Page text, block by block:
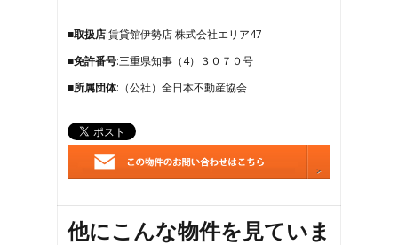
■取扱店:賃貸館伊勢店 株式会社エリア47
■免許番号:三重県知事（4）３０７０号
■所属団体:（公社）全日本不動産協会
他にこんな物件を見ていま